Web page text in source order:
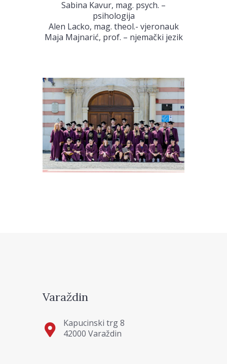
Sabina Kavur, mag. psych. –
psihologija
Alen Lacko, mag. theol.- vjeronauk
Maja Majnarić, prof. – njemački jezik
Varaždin
Kapucinski trg 8
42000 Varaždin